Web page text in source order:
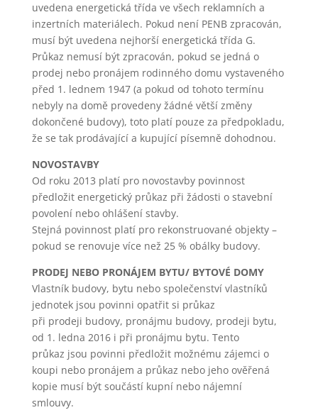
uvedena energetická třída ve všech reklamních a
inzertních materiálech. Pokud není PENB zpracován,
musí být uvedena nejhorší energetická třída G.
Průkaz nemusí být zpracován, pokud se jedná o
prodej nebo pronájem rodinného domu vystaveného
před 1. lednem 1947 (a pokud od tohoto termínu
nebyly na domě provedeny žádné větší změny
dokončené budovy), toto platí pouze za předpokladu,
že se tak prodávající a kupující písemně dohodnou.
NOVOSTAVBY
Od roku 2013 platí pro novostavby povinnost
předložit energetický průkaz při žádosti o stavební
povolení nebo ohlášení stavby.
Stejná povinnost platí pro rekonstruované objekty –
pokud se renovuje více než 25 % obálky budovy.
PRODEJ NEBO PRONÁJEM BYTU/ BYTOVÉ DOMY
Vlastník budovy, bytu nebo společenství vlastníků
jednotek jsou povinni opatřit si průkaz
při prodeji budovy, pronájmu budovy, prodeji bytu,
od 1. ledna 2016 i při pronájmu bytu. Tento
průkaz jsou povinni předložit možnému zájemci o
koupi nebo pronájem a průkaz nebo jeho ověřená
kopie musí být součástí kupní nebo nájemní
smlouvy.
našeho webu
a našich
reklamních
kampaní.
Jejich pomocí
určujeme
počet návštěv
a zdroje
návštěv
našich
internetových
získaná
pomocí těchto
cookies
zpracováváme
souhrnně,
bez použití
identifikátorů,
na konkrétní
uživatele
našeho webu.
Pokud
vypnete
používání
analytických
cookies ve
vztahu k Vaší
návštěvě,